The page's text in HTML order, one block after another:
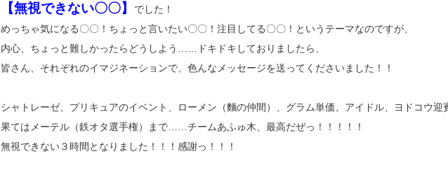
【無視できない〇〇】
でした！
めっちゃ気になる〇〇！ちょっと言いたい〇〇！注目してる〇〇！というテーマなのですが、
内心、ちょっと難しかったらどうしよう……ドキドキしておりましたら、
皆さん、それぞれのイマジネーションで、色んなメッセージを送ってくださいました！！
シャトレーゼ、プリキュアのイベント、ローメン（麵の仲間）、グラム単価、アイドル、ヨドコウ迎
果てはメーテル（鉄オタ選手権）まで……チームあふゅ木、最高だぜっ！！！！！
無視できない３時間となりました！！！感謝っ！！！